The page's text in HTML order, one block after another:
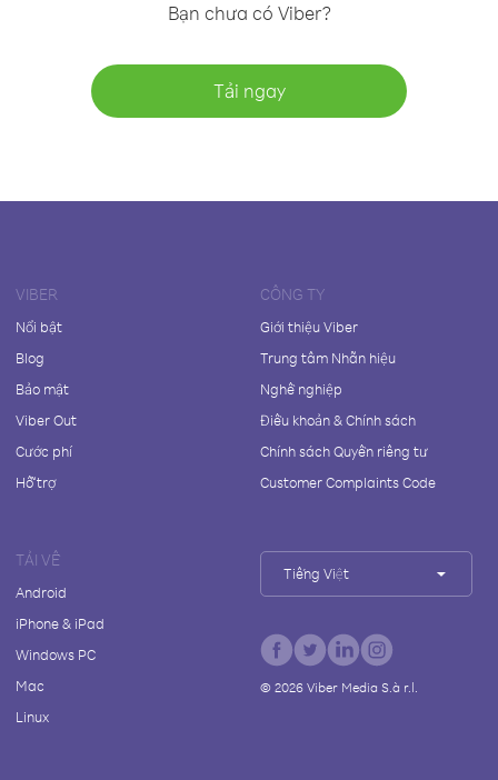
Bạn chưa có Viber?
Tải ngay
VIBER
Nổi bật
Blog
Bảo mật
Viber Out
Cước phí
Hỗ trợ
CÔNG TY
Giới thiệu Viber
Trung tâm Nhãn hiệu
Nghề nghiệp
Điều khoản & Chính sách
Chính sách Quyền riêng tư
Customer Complaints Code
TẢI VỀ
Android
iPhone & iPad
Windows PC
Mac
Linux
Tiếng Việt
© 2026Viber Media S.à r.l.